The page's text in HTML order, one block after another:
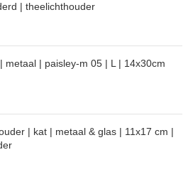
| theelichthouder
metaal | paisley-m 05 | L | 14x30cm
| kat | metaal & glas | 11x17 cm |